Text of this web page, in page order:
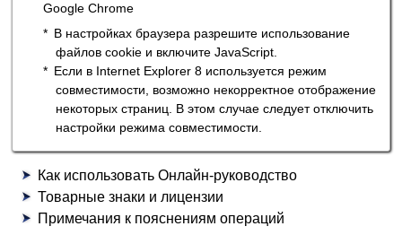
Google Chrome
В настройках браузера разрешите использование
файлов cookie и включите JavaScript.
Если в Internet Explorer8 используется режим
совместимости, возможно некорректное отображение
некоторых страниц. В этом случае следует отключить
настройки режима совместимости.
Как использовать Онлайн-руководство
Товарные знаки и лицензии
Примечания к пояснениям операций